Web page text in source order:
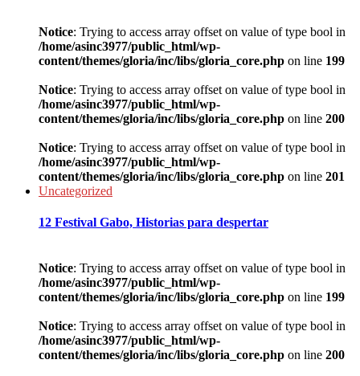
Notice: Trying to access array offset on value of type bool in
/home/asinc3977/public_html/wp-
content/themes/gloria/inc/libs/gloria_core.php on line 199
Notice: Trying to access array offset on value of type bool in
/home/asinc3977/public_html/wp-
content/themes/gloria/inc/libs/gloria_core.php on line 200
Notice: Trying to access array offset on value of type bool in
/home/asinc3977/public_html/wp-
content/themes/gloria/inc/libs/gloria_core.php on line 201
Uncategorized
12 Festival Gabo, Historias para despertar
Notice: Trying to access array offset on value of type bool in
/home/asinc3977/public_html/wp-
content/themes/gloria/inc/libs/gloria_core.php on line 199
Notice: Trying to access array offset on value of type bool in
/home/asinc3977/public_html/wp-
content/themes/gloria/inc/libs/gloria_core.php on line 200